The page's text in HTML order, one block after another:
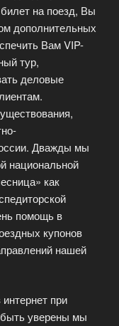
на поезд, Вы
дополнительных
Вам VIP-
тур,
деловые
Дважды мы
национальной
как
помощь в
купонов
нашей
при
уверены мы